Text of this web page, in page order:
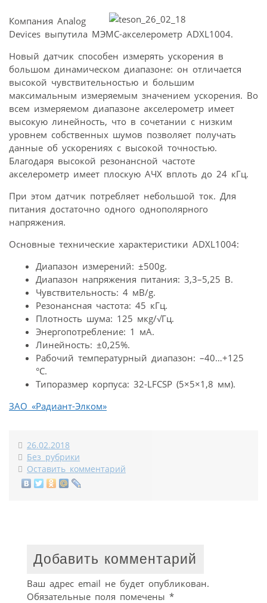
Компания Analog
Devices выпутила МЭМС-акселерометр ADXL1004.
Новый датчик способен измерять ускорения в
большом динамическом диапазоне: он отличается
высокой чувствительностью и большим
максимальным измеряемым значением ускорения. Во
всем измеряемом диапазоне акселерометр имеет
высокую линейность, что в сочетании с низким
уровнем собственных шумов позволяет получать
данные об ускорениях с высокой точностью.
Благодаря высокой резонансной частоте
акселерометр имеет плоскую АЧХ вплоть до 24 кГц.
При этом датчик потребляет небольшой ток. Для
питания достаточно одного однополярного
напряжения.
Основные технические характеристики ADXL1004:
Диапазон измерений: ±500g.
Диапазон напряжения питания: 3,3–5,25 В.
Чувствительность: 4 мВ/g.
Резонансная частота: 45 кГц.
Плотность шума: 125 мкg/√Гц.
Энергопотребление: 1 мА.
Линейность: ±0,25%.
Рабочий температурный диапазон: –40…+125
°С.
Типоразмер корпуса: 32-LFCSP (5×5×1,8 мм).
ЗАО «Радиант-Элком»
26.02.2018
Без рубрики
Оставить комментарий
Добавить комментарий
Ваш адрес email не будет опубликован.
Обязательные поля помечены *